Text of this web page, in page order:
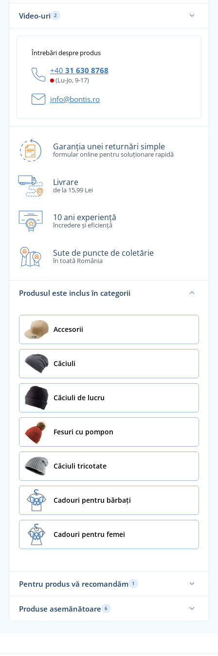
Video-uri 2
Întrebări despre produs
+40 31 630 8768
(Lu-Jo, 9-17)
info@bontis.ro
Garanția unei returnări simple
formular online pentru soluționare rapidă
Livrare
de la 15,99 Lei
10 ani experiență
încredere și eficiență
Sute de puncte de coletărie
în toată România
Produsul este inclus în categorii
Accesorii
Căciuli
Căciuli de lucru
Fesuri cu pompon
Căciuli tricotate
Cadouri pentru bărbați
Cadouri pentru femei
Pentru produs vă recomandăm 1
Produse asemănătoare 6